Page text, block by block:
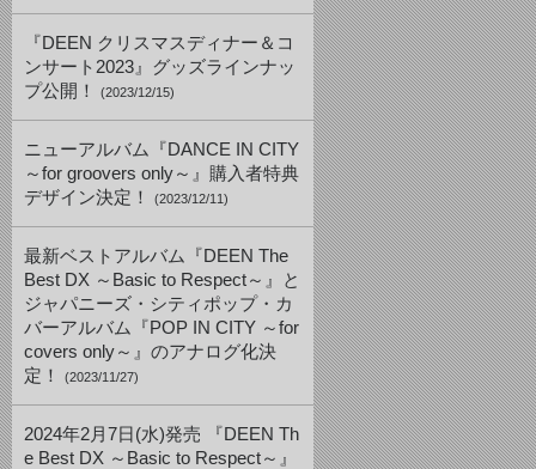
『DEEN クリスマスディナー＆コ
ンサート2023』グッズラインナッ
プ公開！
(2023/12/15)
ニューアルバム『DANCE IN CITY
～for groovers only～』購入者特典
デザイン決定！
(2023/12/11)
最新ベストアルバム『DEEN The
Best DX ～Basic to Respect～』と
ジャパニーズ・シティポップ・カ
バーアルバム『POP IN CITY ～for
covers only～』のアナログ化決
定！
(2023/11/27)
2024年2月7日(水)発売 『DEEN Th
e Best DX ～Basic to Respect～』